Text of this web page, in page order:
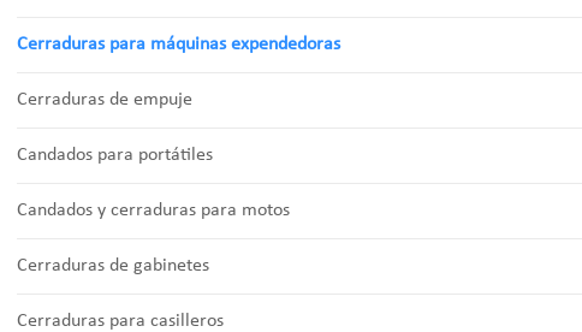
Cerraduras para máquinas expendedoras
Cerraduras de empuje
Candados para portátiles
Candados y cerraduras para motos
Cerraduras de gabinetes
Cerraduras para casilleros